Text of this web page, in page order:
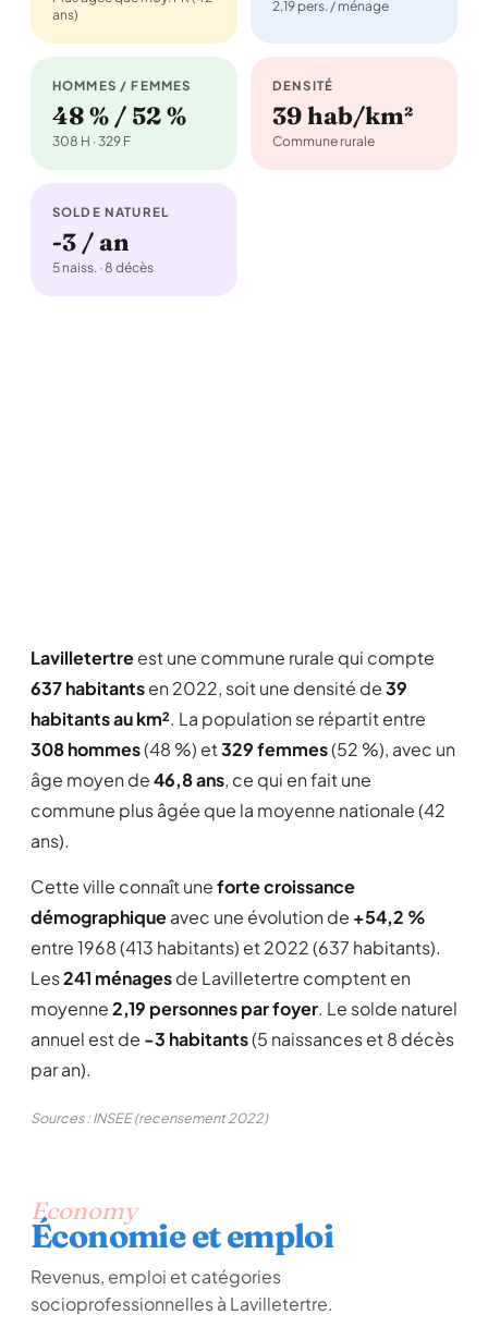
ans)
2,19 pers. / ménage
HOMMES / FEMMES
48 % / 52 %
308 H · 329 F
DENSITÉ
39 hab/km²
Commune rurale
SOLDE NATUREL
-3 / an
5 naiss. · 8 décès
Lavilletertreest une commune rurale qui compte
637 habitantsen 2022, soit une densité de39
habitants au km². La population se répartit entre
308 hommes(48 %) et329 femmes(52 %), avec un
âge moyen de46,8 ans, ce qui en fait une
commune plus âgée que la moyenne nationale (42
ans).
Cette ville connaît uneforte croissance
démographiqueavec une évolution de +54,2 %
entre 1968 (413 habitants) et 2022 (637 habitants).
Les241 ménagesde Lavilletertre comptent en
moyenne2,19 personnes par foyer. Le solde naturel
annuel est de -3 habitants(5 naissances et 8 décès
par an).
Sources : INSEE (recensement 2022)
Economy
Économie et emploi
Revenus, emploi et catégories
socioprofessionnelles à Lavilletertre.